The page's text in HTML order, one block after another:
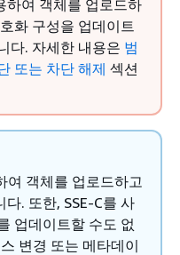
하여 객체를 업로드하
화 구성을 업데이트
다. 자세한 내용은 범
또는 차단 해제 섹션
여 객체를 업로드하고
다. 또한, SSE-C를 사
업데이트할 수도 없
변경 또는 메타데이